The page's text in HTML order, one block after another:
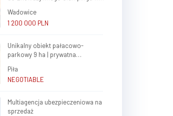
Wadowice
1 200 000 PLN
Unikalny obiekt pałacowo-
parkowy 9 ha | prywatna
Piła
NEGOTIABLE
Multiagencja ubezpieczeniowa na
sprzedaż